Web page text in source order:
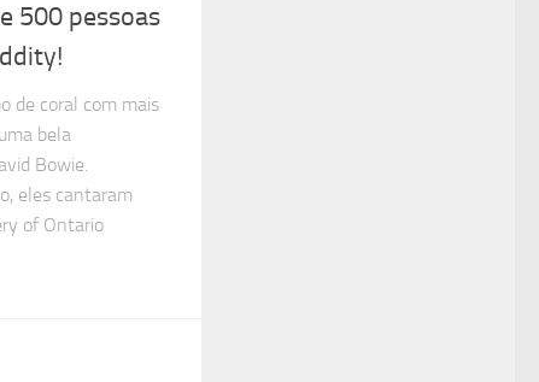
500 pessoas
de coral com mais
bela
Bowie.
eles cantaram
of Ontario